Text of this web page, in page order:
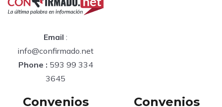
Email :
info@confirmado.net
Phone : 593 99 334
3645
Convenios Convenios